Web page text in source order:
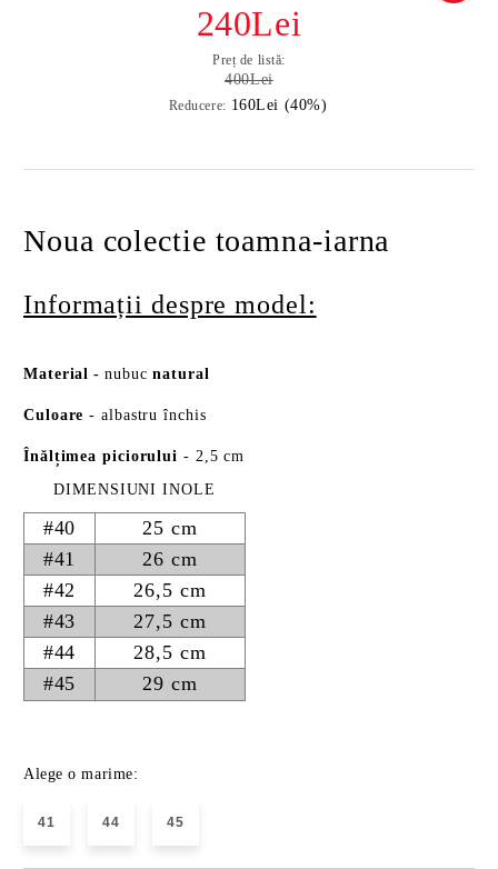
240Lei
Preț de listă:
400Lei
Reducere: 160Lei (40%)
Noua colectie toamna-iarna
Informații despre model:
Material - nubucnatural
Culoare - albastru închis
Înălțimea piciorului - 2,5 cm
DIMENSIUNI INOLE
#40
25 cm
#41
26 cm
#42
26,5 cm
#43
27,5 cm
#44
28,5 cm
#45
29 cm
Alege o marime:
41 44 45